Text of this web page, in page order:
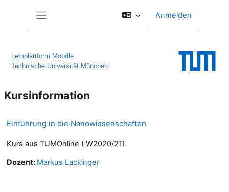
Anmelden
Lernplattform Moodle
Technische Universität München
Kursinformation
Einführung in die Nanowissenschaften
Kurs aus TUMOnline ( W2020/21)
Dozent: Markus Lackinger